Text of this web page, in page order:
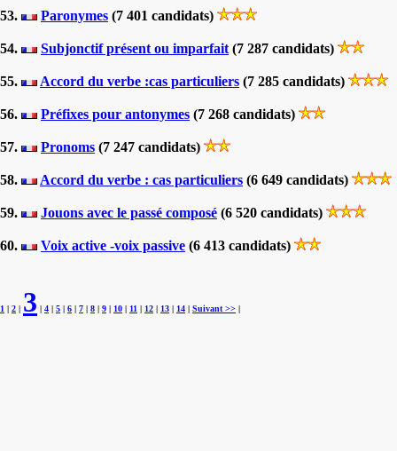
53. Paronymes (7 401 candidats)
54. Subjonctif présent ou imparfait (7 287 candidats)
55. Accord du verbe :cas particuliers (7 285 candidats)
56. Préfixes pour antonymes (7 268 candidats)
57. Pronoms (7 247 candidats)
58. Accord du verbe : cas particuliers (6 649 candidats)
59. Jouons avec le passé composé (6 520 candidats)
60. Voix active -voix passive (6 413 candidats)
1 | 2 | 3 | 4 | 5 | 6 | 7 | 8 | 9 | 10 | 11 | 12 | 13 | 14 | Suivant >> |